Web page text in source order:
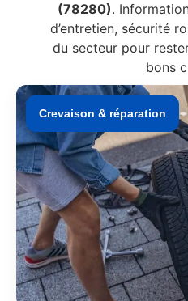
(78280).
d’entretien, sécurité
du secteur pour
bons
Crevaison & réparation